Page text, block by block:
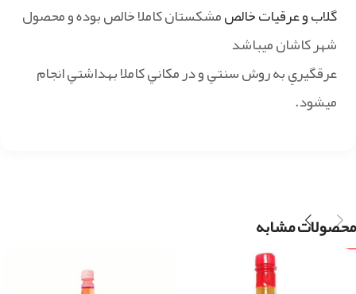
گلاب و عرقيات خالصمشکستان کاملا خالص بوده و محصول
شهر کاشان ميباشد
عرقگيري به روش سنتي و در مکاني کاملا بهداشتي انجام
ميشود.
محصولات مشابه